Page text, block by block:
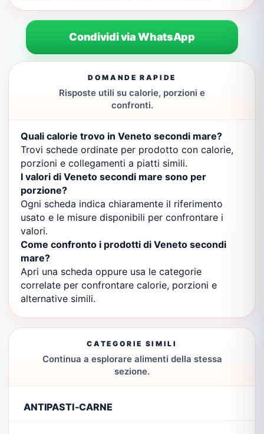
Condividi via WhatsApp
DOMANDE RAPIDE
Risposte utili su calorie, porzioni e
confronti.
Quali calorie trovo in Veneto secondi mare?
Trovi schede ordinate per prodotto con calorie,
porzioni e collegamenti a piatti simili.
I valori di Veneto secondi mare sono per
porzione?
Ogni scheda indica chiaramente il riferimento
usato e le misure disponibili per confrontare i
valori.
Come confronto i prodotti di Veneto secondi
mare?
Apri una scheda oppure usa le categorie
correlate per confrontare calorie, porzioni e
alternative simili.
CATEGORIE SIMILI
Continua a esplorare alimenti della stessa
sezione.
ANTIPASTI-CARNE